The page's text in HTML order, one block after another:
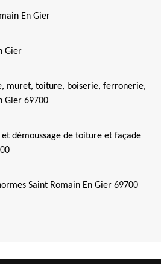
En Gier
Gier
muret, toiture, boiserie, ferronerie,
Gier 69700
démoussage de toiture et façade
Saint Romain En Gier 69700